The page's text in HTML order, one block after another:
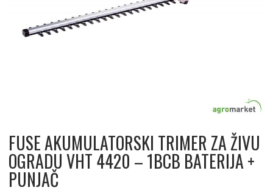
FUSE AKUMULATORSKI TRIMER ZA ŽIVU
OGRADU VHT 4420 – 1BCB BATERIJA +
PUNJAČ